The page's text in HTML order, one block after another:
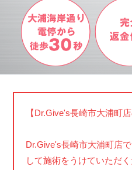
【Dr.Give's長崎市大浦町
Dr.Give's長崎市大浦町店
して施術をうけていただ